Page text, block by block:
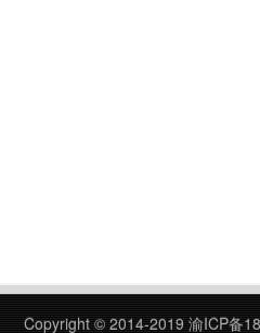
Copyright © 2014-2019 渝ICP备